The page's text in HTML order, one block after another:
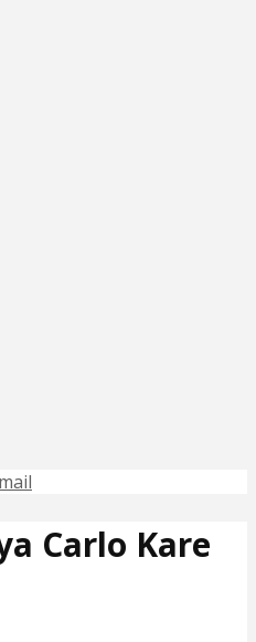
Carlo Kare